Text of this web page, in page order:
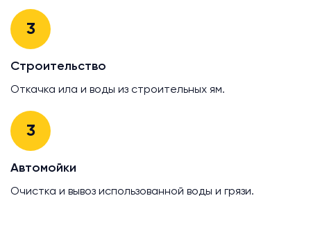
3
Строительство
Откачка ила и воды из строительных ям.
3
Автомойки
Очистка и вывоз использованной воды и грязи.